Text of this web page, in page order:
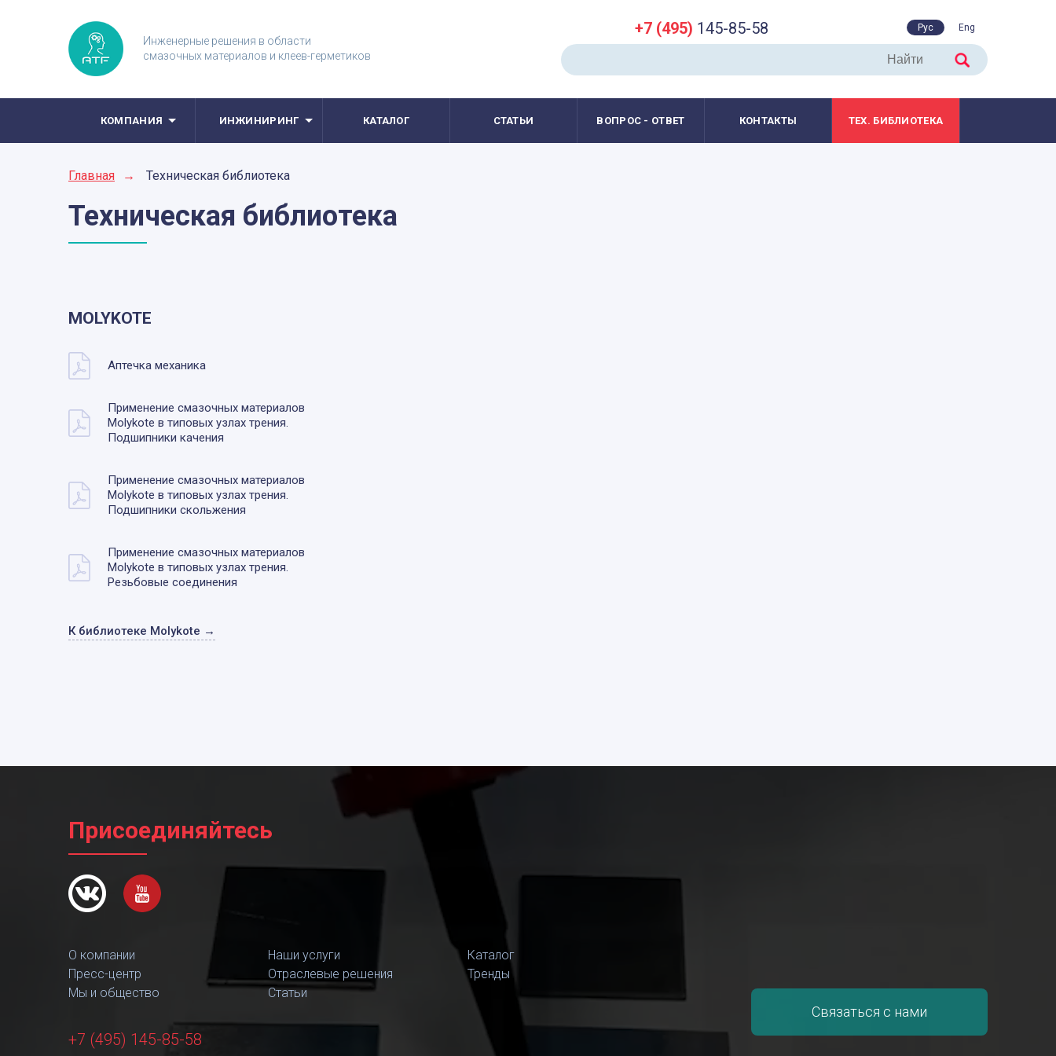
Инженерные решения в области
смазочных материалов и клеев-герметиков
+7 (495) 145-85-58 Рус Eng
КОМПАНИЯ ИНЖИНИРИНГ КАТАЛОГ СТАТЬИ ВОПРОС - ОТВЕТ КОНТАКТЫ ТЕХ. БИБЛИОТЕКА
Главная → Техническая библиотека
Техническая библиотека
MOLYKOTE
Аптечка механика
Применение смазочных материалов
Molykote в типовых узлах трения.
Подшипники качения
Применение смазочных материалов
Molykote в типовых узлах трения.
Подшипники скольжения
Применение смазочных материалов
Molykote в типовых узлах трения.
Резьбовые соединения
К библиотеке Molykote →
Присоединяйтесь
О компании
Пресс-центр
Мы и общество
Наши услуги
Отраслевые решения
Статьи
Каталог
Тренды
+7 (495) 145-85-58
Связаться с нами